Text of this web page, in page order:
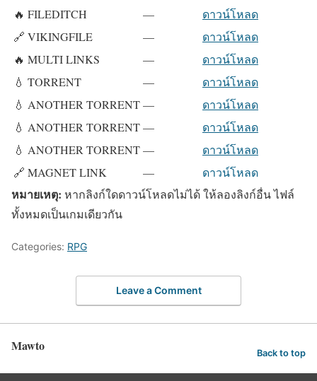
🔥 FILEDITCH
—
ดาวน์โหลด
🔗 VIKINGFILE
—
ดาวน์โหลด
🔥 MULTI LINKS
—
ดาวน์โหลด
💧 TORRENT
—
ดาวน์โหลด
💧 ANOTHER TORRENT—
ดาวน์โหลด
💧 ANOTHER TORRENT—
ดาวน์โหลด
💧 ANOTHER TORRENT—
ดาวน์โหลด
🔗 MAGNET LINK
— ดาวน์โหลด
หมายเหตุ: หากลิงก์ใดดาวน์โหลดไม่ได้ ให้ลองลิงก์อื่น ไฟล์
ทั้งหมดเป็นเกมเดียวกัน
Categories: RPG
Leave a Comment
Mawto Back to top